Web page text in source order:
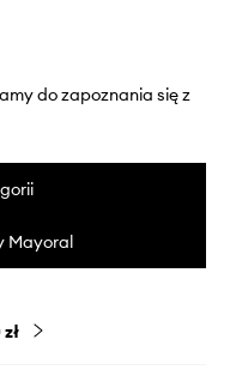
do zapoznania się z
Mayoral